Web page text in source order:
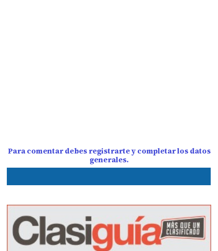
Para comentar debes registrarte y completar los datos
generales.